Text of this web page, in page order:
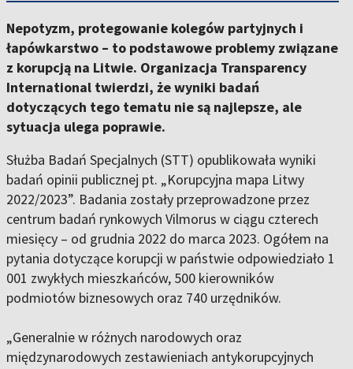
Nepotyzm, protegowanie kolegów partyjnych i
łapówkarstwo – to podstawowe problemy związane
z korupcją na Litwie. Organizacja Transparency
International twierdzi, że wyniki badań
dotyczących tego tematu nie są najlepsze, ale
sytuacja ulega poprawie.
Służba Badań Specjalnych (STT) opublikowała wyniki
badań opinii publicznej pt. „Korupcyjna mapa Litwy
2022/2023”. Badania zostały przeprowadzone przez
centrum badań rynkowych Vilmorus w ciągu czterech
miesięcy – od grudnia 2022 do marca 2023. Ogółem na
pytania dotyczące korupcji w państwie odpowiedziało 1
001 zwykłych mieszkańców, 500 kierowników
podmiotów biznesowych oraz 740 urzędników.
„Generalnie w różnych narodowych oraz
międzynarodowych zestawieniach antykorupcyjnych